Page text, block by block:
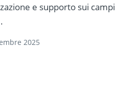
e supporto sui campi
2025